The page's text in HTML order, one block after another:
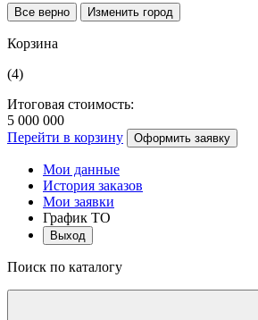
Все верно Изменить город
Корзина
(4)
Итоговая стоимость:
5 000 000
Перейти в корзину
Оформить заявку
Мои данные
История заказов
Мои заявки
График ТО
Выход
Поиск по каталогу